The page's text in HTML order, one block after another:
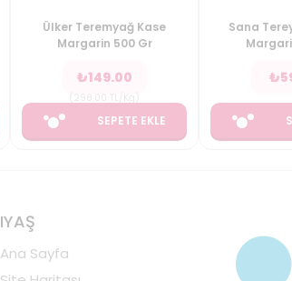
Ülker Teremyağ Kase
Margarin 500 Gr
₺149.00
SEPETE EKLE
Sana
₺
IYAŞ
Ana Sayfa